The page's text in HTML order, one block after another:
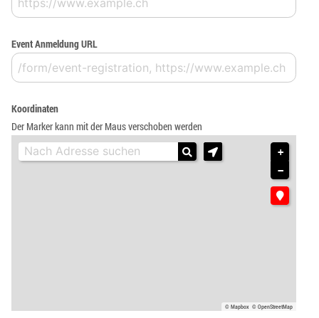
Event Anmeldung URL
Koordinaten
Der Marker kann mit der Maus verschoben werden
+
−
© Mapbox © OpenStreetMap